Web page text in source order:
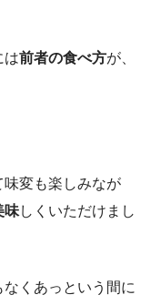
は前者の食べ方が、
変も楽しみなが
味しくいただけまし
くあっという間に